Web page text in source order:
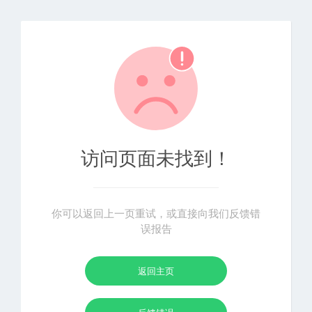
访问页面未找到！
你可以返回上一页重试，或直接向我们反馈错
误报告
返回主页